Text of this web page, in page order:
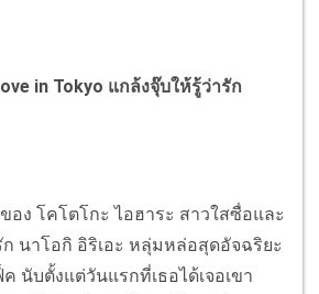
in Tokyo แกล้งจุ๊บให้รู้ว่ารัก
คโตโกะ ไอฮาระ สาวใสซื่อและ
นาโอกิ อิริเอะ หลุ่มหล่อสุดอัจฉริยะ
นับตั้งแต่วันแรกที่เธอได้เจอเขา